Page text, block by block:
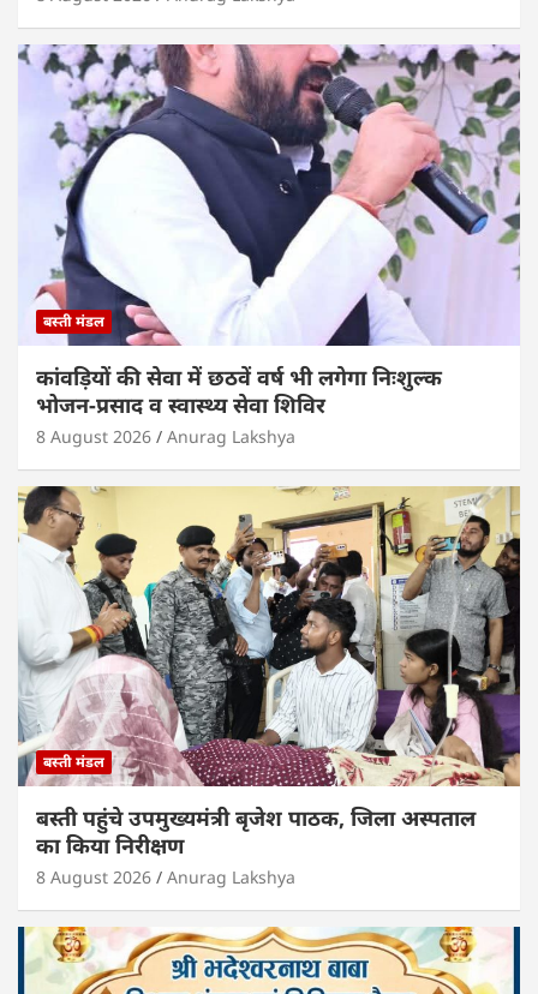
बस्ती मंडल
कांवड़ियों की सेवा में छठवें वर्ष भी लगेगा निःशुल्क
भोजन-प्रसाद व स्वास्थ्य सेवा शिविर
8 August 2026 Anurag Lakshya
बस्ती मंडल
बस्ती पहुंचे उपमुख्यमंत्री बृजेश पाठक, जिला अस्पताल
का किया निरीक्षण
8 August 2026 Anurag Lakshya